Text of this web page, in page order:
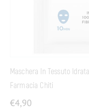
Maschera In Tessuto
Farmacia Chiti
€4,90